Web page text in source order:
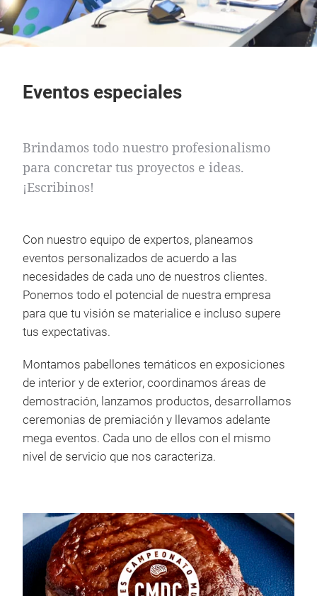
Eventos especiales
Brindamos todo nuestro profesionalismo
para concretar tus proyectos e ideas.
¡Escribinos!
Con nuestro equipo de expertos, planeamos
eventos personalizados de acuerdo a las
necesidades de cada uno de nuestros clientes.
Ponemos todo el potencial de nuestra empresa
para que tu visión se materialice e incluso supere
tus expectativas.
Montamos pabellones temáticos en exposiciones
de interior y de exterior, coordinamos áreas de
demostración, lanzamos productos, desarrollamos
ceremonias de premiación y llevamos adelante
mega eventos. Cada uno de ellos con el mismo
nivel de servicio que nos caracteriza.